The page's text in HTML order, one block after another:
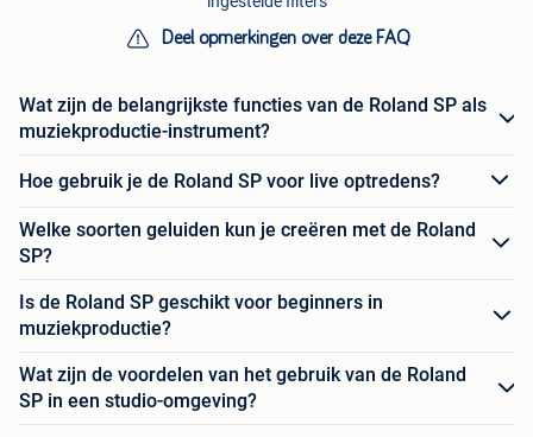
Deel opmerkingen over deze FAQ
Wat zijn de belangrijkste functies van de Roland SP als
muziekproductie-instrument?
Hoe gebruik je de Roland SP voor live optredens?
Welke soorten geluiden kun je creëren met de Roland
SP?
Is de Roland SP geschikt voor beginners in
muziekproductie?
Wat zijn de voordelen van het gebruik van de Roland
SP in een studio-omgeving?